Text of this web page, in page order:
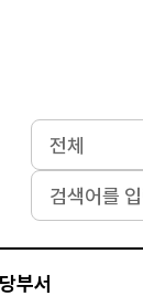
부서